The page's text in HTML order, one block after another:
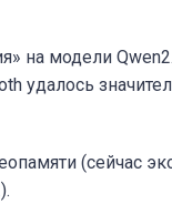
на модели
удалось
(сейчас